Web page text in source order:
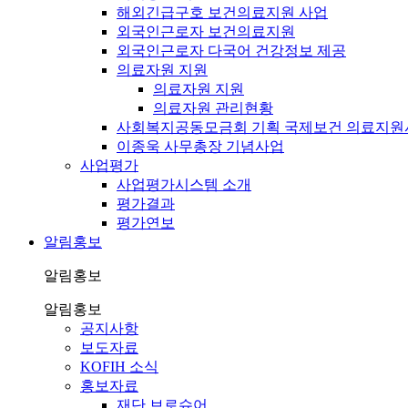
해외긴급구호 보건의료지원 사업
외국인근로자 보건의료지원
외국인근로자 다국어 건강정보 제공
의료자원 지원
의료자원 지원
의료자원 관리현황
사회복지공동모금회 기획 국제보건 의료지원
이종욱 사무총장 기념사업
사업평가
사업평가시스템 소개
평가결과
평가연보
알림홍보
알림홍보
알림홍보
공지사항
보도자료
KOFIH 소식
홍보자료
재단 브로슈어